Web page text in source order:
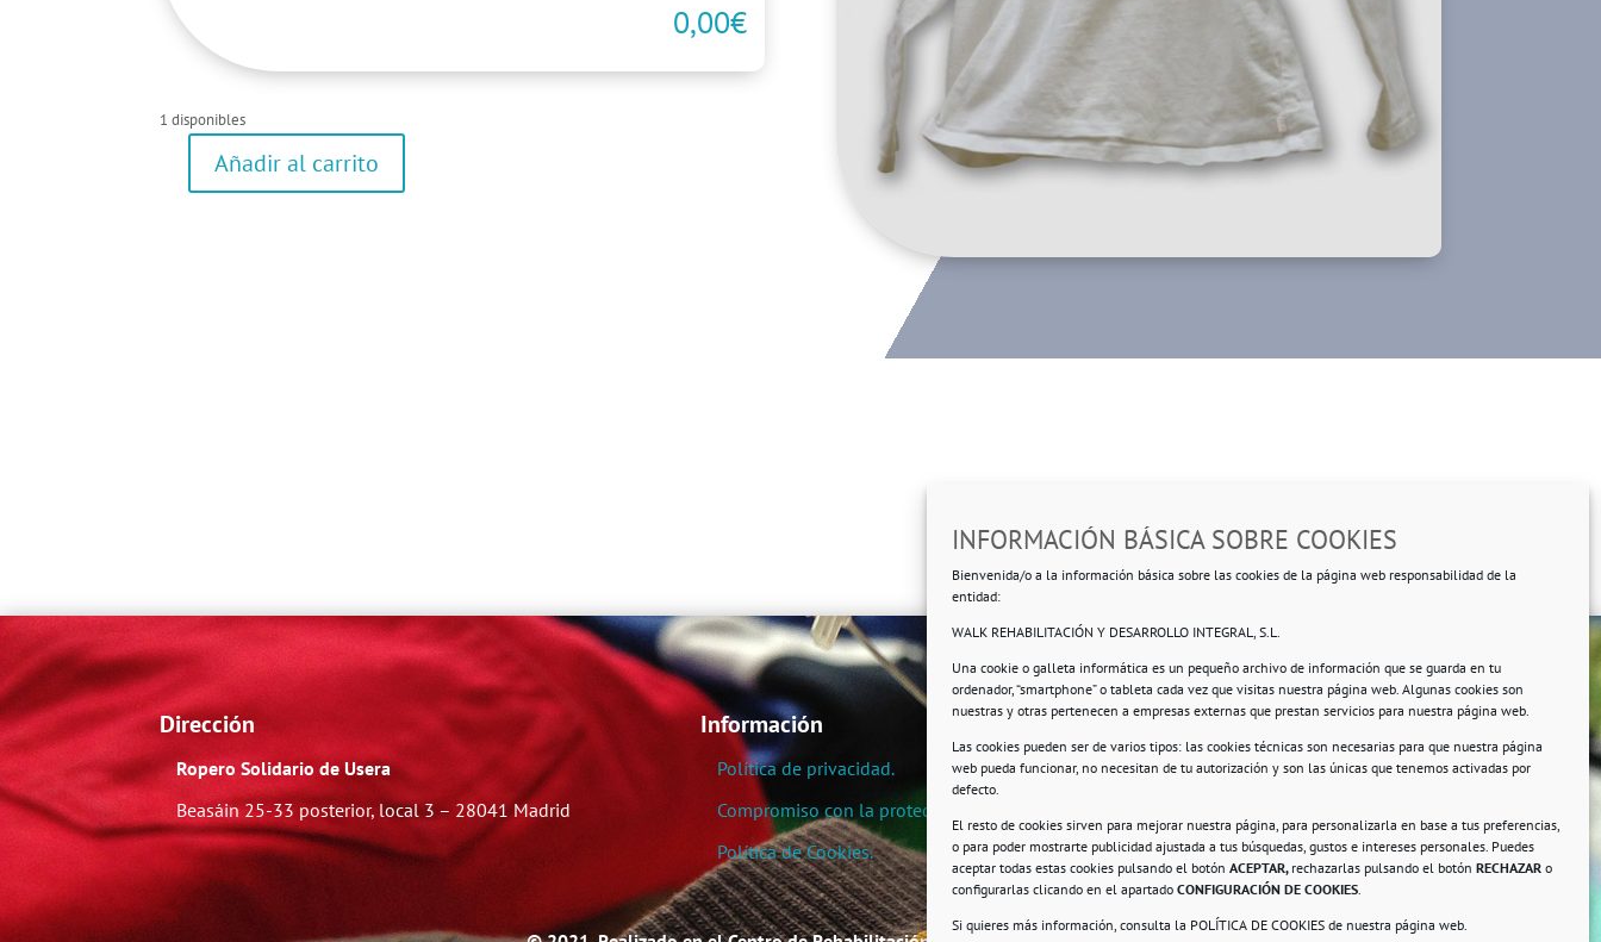
INFORMACIÓN BÁSICA SOBRE COOKIES
Bienvenida/o a la información básica sobre las cookies de la página web responsabilidad de la
entidad:
WALK REHABILITACIÓN Y DESARROLLO INTEGRAL, S.L.
Una cookie o galleta informática es un pequeño archivo de información que se guarda en tu
ordenador, “smartphone” o tableta cada vez que visitas nuestra página web. Algunas cookies son
nuestras y otras pertenecen a empresas externas que prestan servicios para nuestra página web.
Las cookies pueden ser de varios tipos: las cookies técnicas son necesarias para que nuestra página
web pueda funcionar, no necesitan de tu autorización y son las únicas que tenemos activadas por
defecto.
El resto de cookies sirven para mejorar nuestra página, para personalizarla en base a tus preferencias,
o para poder mostrarte publicidad ajustada a tus búsquedas, gustos e intereses personales. Puedes
aceptar todas estas cookies pulsando el botón ACEPTAR, rechazarlas pulsando el botón RECHAZAR o
configurarlas clicando en el apartado CONFIGURACIÓN DE COOKIES.
Si quieres más información, consulta la POLÍTICA DE COOKIES de nuestra página web.
0,00€
1 disponibles
Añadir al carrito
Dirección
Ropero Solidario de Usera
Beasáin 25-33 posterior, local 3 – 28041 Madrid
Información
Política de privacidad.
Compromiso con la protección de datos personales.
Política de Cookies.